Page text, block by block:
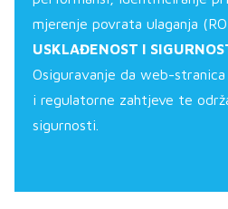
mjerenje povrata ulaganja
USKLAĐENOST I
Osiguravanje da web-stranica
i regulatorne zahtjeve te
sigurnosti.